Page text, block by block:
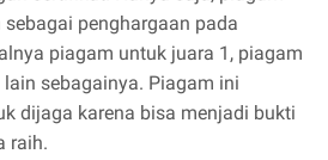
penghargaan pada
piagam untuk juara 1, piagam
sebagainya. Piagam ini
dijaga karena bisa menjadi bukti
raih.